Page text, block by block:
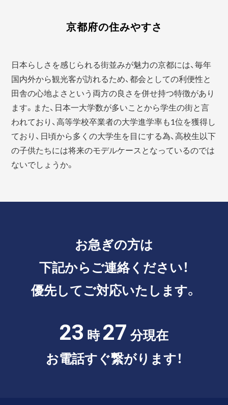
京都府の住みやすさ
日本らしさを感じられる街並みが魅力の京都には、毎年
国内外から観光客が訪れるため、都会としての利便性と
田舎の心地よさという両方の良さを併せ持つ特徴があり
ます。また、日本一大学数が多いことから学生の街と言
われており、高等学校卒業者の大学進学率も1位を獲得し
ており、日頃から多くの大学生を目にする為、高校生以下
の子供たちには将来のモデルケースとなっているのでは
ないでしょうか。
お急ぎの方は
下記からご連絡ください！
優先してご対応いたします。
23 時27 分現在
お電話すぐ繋がります！